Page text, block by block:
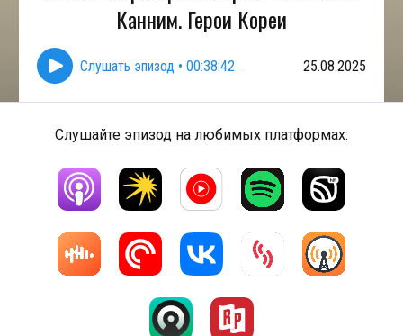
Канним. Герои Кореи
Слушать эпизод • 00:38:42 25.08.2025
Слушайте эпизод на любимых платформах: